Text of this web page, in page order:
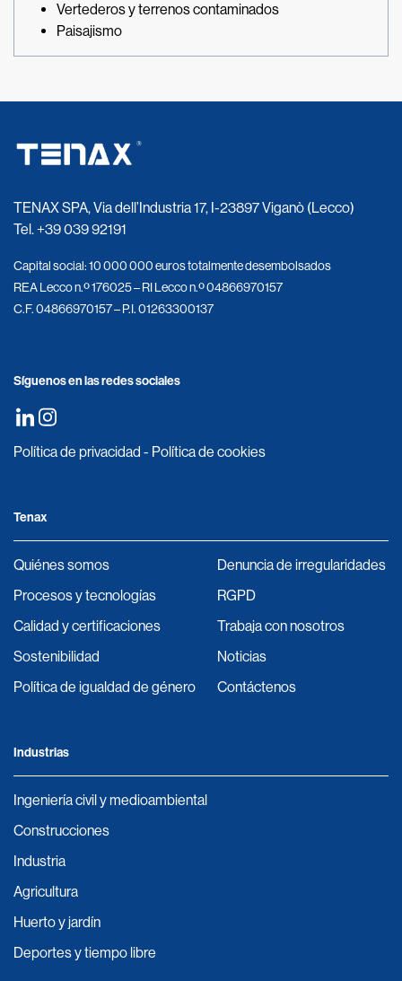
Vertederos y terrenos contaminados
Paisajismo
TENAX SPA, Via dell’Industria 17, I-23897 Viganò (Lecco)
Tel.+39 039 92191
Capital social: 10 000 000 euros totalmente desembolsados
REA Lecco n.º 176025 – RI Lecco n.º 04866970157
C.F. 04866970157 – P.I. 01263300137
Síguenos en las redes sociales
Política de privacidad - Política de cookies
Tenax
Quiénes somos
Procesos y tecnologías
Calidad y certificaciones
Sostenibilidad
Política de igualdad de género
Denuncia de irregularidades
RGPD
Trabaja con nosotros
Noticias
Contáctenos
Industrias
Ingeniería civil y medioambiental
Construcciones
Industria
Agricultura
Huerto y jardín
Deportes y tiempo libre